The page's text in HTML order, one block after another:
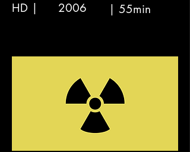
HD | 2006 | 55min